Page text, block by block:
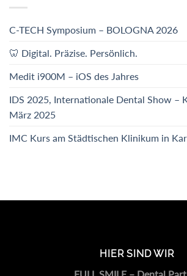
C-TECH Symposium – BOLOGNA 2026
🦷 Digital. Präzise. Persönlich.
Medit i900M – iOS des Jahres
IDS 2025, Internationale Dental Show –
März 2025
IMC Kurs am Städtischen Klinikum in
HIER SIND WIR